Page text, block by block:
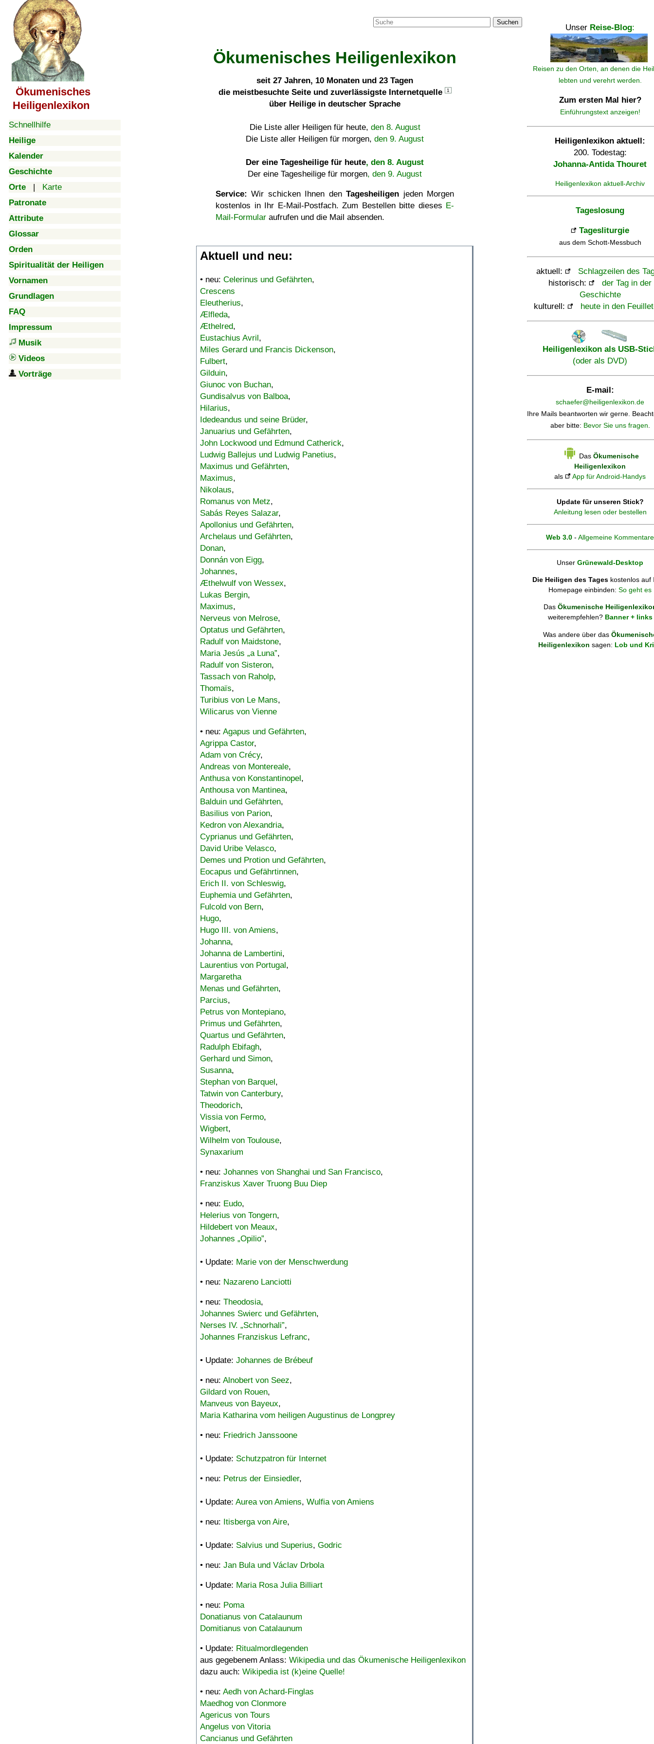
Ökumenisches
Heiligenlexikon
Schnellhilfe
Heilige
Kalender
Geschichte
Orte | Karte
Patronate
Attribute
Glossar
Orden
Spiritualität der Heiligen
Vornamen
Grundlagen
FAQ
Impressum
Musik
Videos
Vorträge
Suchen
Ökumenisches Heiligenlexikon
seit 27 Jahren, 10 Monaten und 23 Tagen
die meistbesuchte Seite und zuverlässigste Internetquelle
1
über Heilige in deutscher Sprache
Die Liste aller Heiligen für heute, den 8. August
Die Liste aller Heiligen für morgen, den 9. August
Der eine Tagesheilige für heute, den 8. August
Der eine Tagesheilige für morgen, den 9. August
Service: Wir schicken Ihnen denTagesheiligen jeden Morgen
kostenlos in Ihr E-Mail-Postfach. Zum Bestellen bitte dieses E-
Mail-Formular aufrufen und die Mail absenden.
Aktuell und neu:
• neu: Celerinus und Gefährten,
Crescens
Eleutherius,
Ælfleda,
Æthelred,
Eustachius Avril,
Miles Gerard und Francis Dickenson,
Fulbert,
Gilduin,
Giunoc von Buchan,
Gundisalvus von Balboa,
Hilarius,
Idedeandus und seine Brüder,
Januarius und Gefährten,
John Lockwood und Edmund Catherick,
Ludwig Ballejus und Ludwig Panetius,
Maximus und Gefährten,
Maximus,
Nikolaus,
Romanus von Metz,
Sabás Reyes Salazar,
Apollonius und Gefährten,
Archelaus und Gefährten,
Donan,
Donnán von Eigg,
Johannes,
Æthelwulf von Wessex,
Lukas Bergin,
Maximus,
Nerveus von Melrose,
Optatus und Gefährten,
Radulf von Maidstone,
Maria Jesús „a Luna”,
Radulf von Sisteron,
Tassach von Raholp,
Thomaïs,
Turibius von Le Mans,
Wilicarus von Vienne
• neu: Agapus und Gefährten,
Agrippa Castor,
Adam von Crécy,
Andreas von Montereale,
Anthusa von Konstantinopel,
Anthousa von Mantinea,
Balduin und Gefährten,
Basilius von Parion,
Kedron von Alexandria,
Cyprianus und Gefährten,
David Uribe Velasco,
Demes und Protion und Gefährten,
Eocapus und Gefährtinnen,
Erich II. von Schleswig,
Euphemia und Gefährten,
Fulcold von Bern,
Hugo,
Hugo III. von Amiens,
Johanna,
Johanna de Lambertini,
Laurentius von Portugal,
Margaretha
Menas und Gefährten,
Parcius,
Petrus von Montepiano,
Primus und Gefährten,
Quartus und Gefährten,
Radulph Ebifagh,
Gerhard und Simon,
Susanna,
Stephan von Barquel,
Tatwin von Canterbury,
Theodorich,
Vissia von Fermo,
Wigbert,
Wilhelm von Toulouse,
Synaxarium
• neu: Johannes von Shanghai und San Francisco,
Franziskus Xaver Truong Buu Diep
• neu: Eudo,
Helerius von Tongern,
Hildebert von Meaux,
Johannes „Opilio”,
• Update: Marie von der Menschwerdung
• neu: Nazareno Lanciotti
• neu: Theodosia,
Johannes Swierc und Gefährten,
Nerses IV. „Schnorhali”,
Johannes Franziskus Lefranc,
• Update: Johannes de Brébeuf
• neu: Alnobert von Seez,
Gildard von Rouen,
Manveus von Bayeux,
Maria Katharina vom heiligen Augustinus de Longprey
• neu: Friedrich Janssoone
• Update: Schutzpatron für Internet
• neu: Petrus der Einsiedler,
• Update: Aurea von Amiens, Wulfia von Amiens
• neu: Itisberga von Aire,
• Update: Salvius und Superius, Godric
• neu: Jan Bula und Václav Drbola
• Update: Maria Rosa Julia Billiart
• neu: Poma
Donatianus von Catalaunum
Domitianus von Catalaunum
• Update: Ritualmordlegenden
aus gegebenem Anlass: Wikipedia und das Ökumenische Heiligenlexikon
dazu auch: Wikipedia ist (k)eine Quelle!
• neu: Aedh von Achard-Finglas
Maedhog von Clonmore
Agericus von Tours
Angelus von Vitoria
Cancianus und Gefährten
Unser Reise-Blog:
Reisen zu den Orten, an denen die
lebten und verehrt werden.
Zum ersten Mal hier?
Einführungstext anzeigen!
Heiligenlexikon aktuell:
200. Todestag:
Johanna-Antida Thouret
Heiligenlexikon aktuell-Archiv
Tageslosung
Tagesliturgie
aus dem Schott-Messbuch
aktuell:
Schlagzeilen des
historisch:
der Tag in der
Geschichte
kulturell:
heute in den
Heiligenlexikon als USB-
(oder als DVD)
E-mail:
schaefer@heiligenlexikon.de
Ihre Mails beantworten wir gerne.
aber bitte: Bevor Sie uns fragen.
Das Ökumenische
Heiligenlexikon
als
App für Android-Handys
Update für unseren Stick?
Anleitung lesen oder bestellen
Web 3.0 - Allgemeine Kommentare
Unser Grünewald-Desktop
Die Heiligen des Tages kostenlos auf
Homepage einbinden: So geht es
Das Ökumenische
weiterempfehlen? Banner + links
Was andere über das
Heiligenlexikon sagen: Lob und